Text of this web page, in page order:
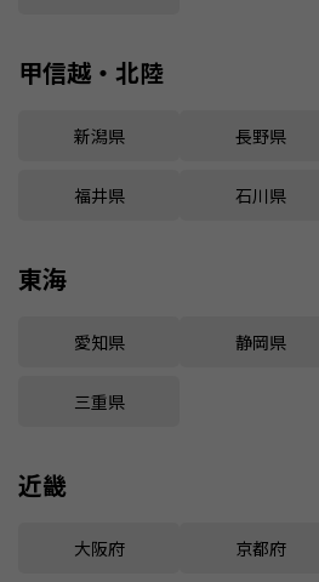
甲信越・北陸
新潟県 長野県
福井県 石川県
東海
愛知県 静岡県
三重県
近畿
大阪府 京都府